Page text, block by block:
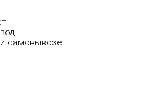
самовывозе